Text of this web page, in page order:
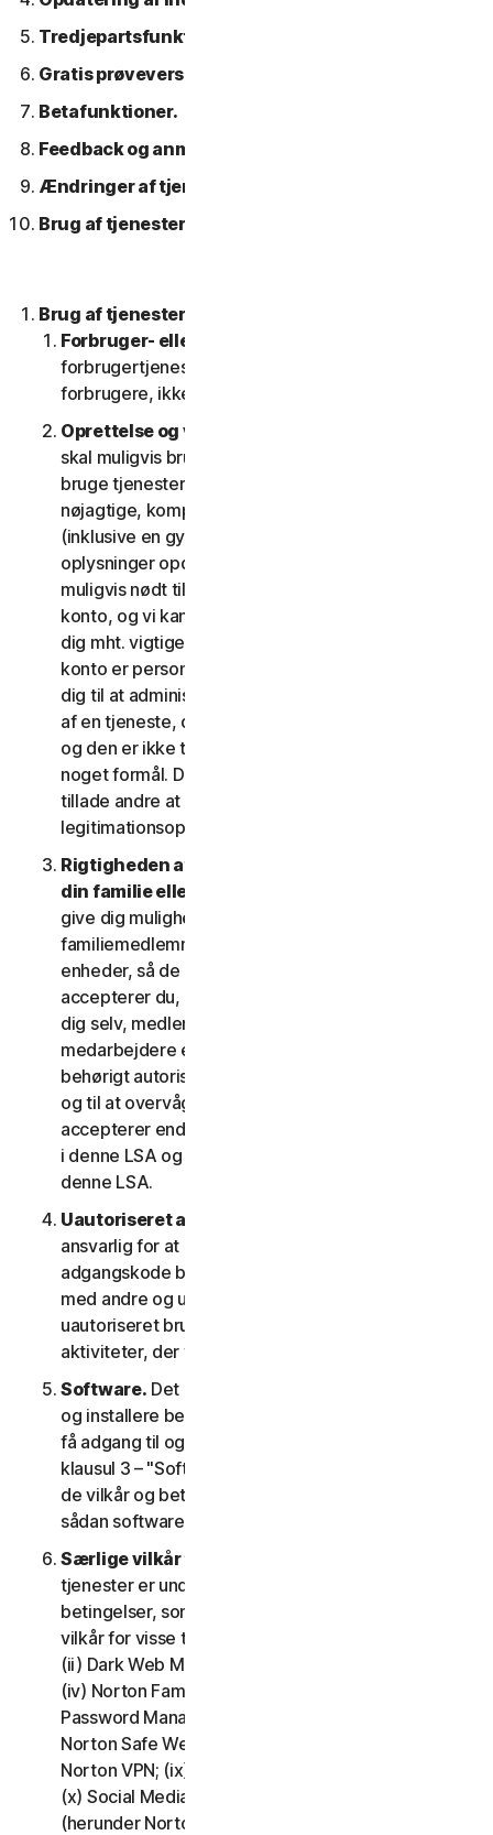
Tredjepartsfunktioner eller -indhold.
Gratis prøveversioner.
Betafunktioner.
Feedback og anmeldelser.
Ændringer af tjenesterne.
Brug af tjenester over et netværk.
Brug af tjenesterne.
Forbruger- eller erhvervstjenester
forbrugertjenester er kun designet og egnet til
forbrugere, ikke til SV'er.
Oprettelse og vedligeholdelse af en konto.
skal muligvis bruge en konto for at få adgang til og
bruge tjenesterne. Det er vigtigt, at du giver os
nøjagtige, komplette og aktuelle kontooplysninger
(inklusive en gyldig mailadresse) og holder disse
oplysninger opdaterede. Hvis du ikke gør det, er vi
muligvis nødt til at suspendere eller afslutte din
konto, og vi kan muligvis ikke komme i kontakt med
dig mht. vigtige beskeder om dine tjenester. Din
konto er personlig og må udelukkende bruges af
dig til at administrere dine (eller, hvis det er tilladt
af en tjeneste, din husstands eller SV's) tjenester,
og den er ikke til brug af andre tredjeparter til
noget formål. Du må ikke sælge, overdrage eller
tillade andre at bruge din kontos
legitimationsoplysninger.
Rigtigheden af dine oplysninger (herunder om
din familie eller SV)
give dig mulighed for at registrere dine
familiemedlemmer, dine medarbejdere eller deres
enheder, så de kan bruge tjenesterne. I så fald
accepterer du, at de oplysninger, du giver os om
dig selv, medlemmer af din husstand eller dine
medarbejdere er rigtige og nøjagtige, og at du er
behørigt autoriseret til at give os disse oplysninger
og til at overvåge deres konto på deres vegne. Du
accepterer endvidere at oplyse dem betingelserne
i denne LSA og garantere deres overholdelse af
denne LSA.
Uautoriseret adgang til din konto
ansvarlig for at sikre, at dit brugernavn og din
adgangskode beskyttes. Del ikke disse oplysninger
med andre og underret os med det samme om
uautoriseret brug. Du er ansvarlig for alle
aktiviteter, der finder sted på din konto.
Software. Det kan være nødvendigt at downloade
og installere bestemt software på en enhed for at
få adgang til og for at bruge visse tjenester. Se
klausul 3 – "Softwarelicensvilkår" i denne LSA for
de vilkår og betingelser, der gælder for brugen af
sådan software.
Særlige vilkår for visse tjenester.
tjenester er underlagt yderligere vilkår og
betingelser, som er fastsat i klausul 4 – "Særlige
vilkår for visse tjenester" i LSA'en: (i) Cloudbackup;
(ii) Dark Web Monitoring; (iii) Nortons kreditportal;
(iv) Norton Family og Forældrestyring; (v) Norton
Password Manager; (vi) Norton Safe Search og
Norton Safe Web; (vii) Norton Small Business; (viii)
Norton VPN; (ix) Supporttjenester til gendannelse;
(x) Social Media Monitoring og (xi) Teknisk support
(herunder Norton Virus Protection Promise). Hvis